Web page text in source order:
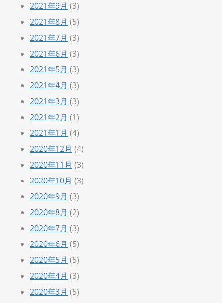
2021年9月 (3)
2021年8月 (5)
2021年7月 (3)
2021年6月 (3)
2021年5月 (3)
2021年4月 (3)
2021年3月 (3)
2021年2月 (1)
2021年1月 (4)
2020年12月 (4)
2020年11月 (3)
2020年10月 (3)
2020年9月 (3)
2020年8月 (2)
2020年7月 (3)
2020年6月 (5)
2020年5月 (5)
2020年4月 (3)
2020年3月 (5)